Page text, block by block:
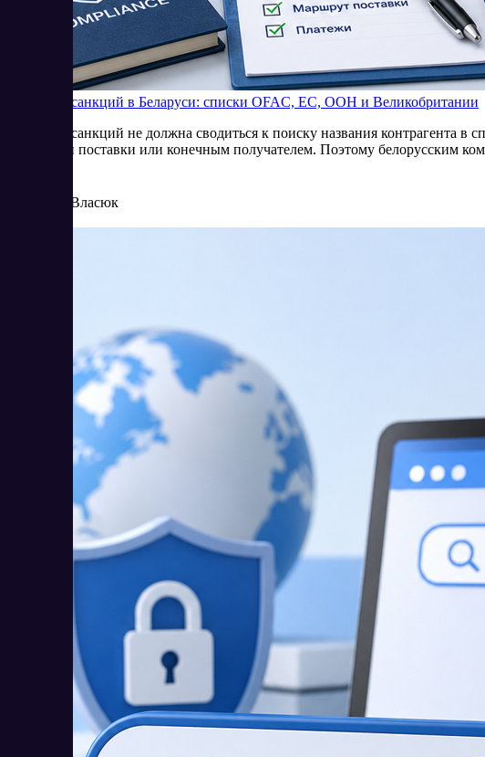
Проверка санкций в Беларуси: списки OFAC, ЕС, ООН и Великобритании
Проверка санкций не должна сводиться к поиску названия контрагента
условиями поставки или конечным получателем. Поэтому белорусским
Елена Власюк